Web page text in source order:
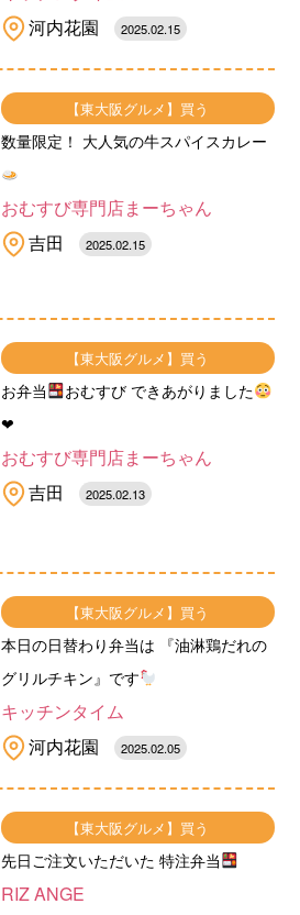
河内花園
2025.02.15
【東大阪グルメ】買う
数量限定！ 大人気の牛スパイスカレー
おむすび専門店まーちゃん
吉田
2025.02.15
【東大阪グルメ】買う
お弁当
おむすび できあがりました
❤︎
おむすび専門店まーちゃん
吉田
2025.02.13
【東大阪グルメ】買う
本日の日替わり弁当は 『油淋鶏だれの
グリルチキン』です
キッチンタイム
河内花園
2025.02.05
【東大阪グルメ】買う
先日ご注文いただいた 特注弁当
RIZ ANGE